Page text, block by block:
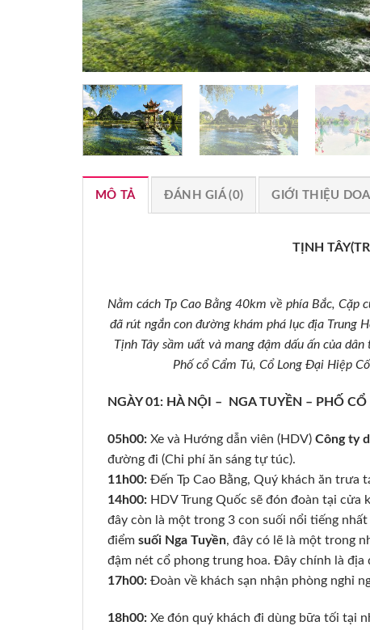
MÔ TẢ ĐÁNH GIÁ (0) GIỚI THIỆU
TỊNH
Nằm cách Tp Cao Bằng 40km về phía Bắc, Cặp
đã rút ngắn con đường khám phá lục địa Trung
Tịnh Tây sầm uất và mang đậm dấu ấn của
Phố cổ Cẩm Tú, Cổ Long Đại Hiệp
NGÀY 01: HÀ NỘI – NGA TUYỀN – PHỐ
05h00: Xe và Hướng dẫn viên (HDV) Công ty
đường đi (Chi phí ăn sáng tự túc).
11h00: Đến Tp Cao Bằng, Quý khách ăn trưa
14h00: HDV Trung Quốc sẽ đón đoàn tại cửa
đây còn là một trong 3 con suối nổi tiếng
điểm suối Nga Tuyền, đây có lẽ là một trong
đậm nét cổ phong trung hoa. Đây chính là
17h00: Đoàn về khách sạn nhận phòng nghỉ
18h00: Xe đón quý khách đi dùng bữa tối tại